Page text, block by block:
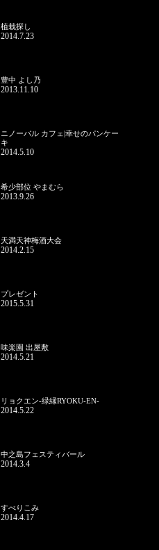
植栽探し
2014.7.23
豊中 よし乃
2013.11.10
ニノーバル カフェ|幸せのパンケー
キ
2014.5.10
希少部位 やまむら
2013.9.26
天満天神梅酒大会
2014.2.15
プレゼント
2015.5.31
味楽園 出屋敷
2014.5.21
リョクエン-緑縁RYOKU-EN-
2014.5.22
中之島フェスティバール
2014.3.4
すべりこみ
2014.4.17